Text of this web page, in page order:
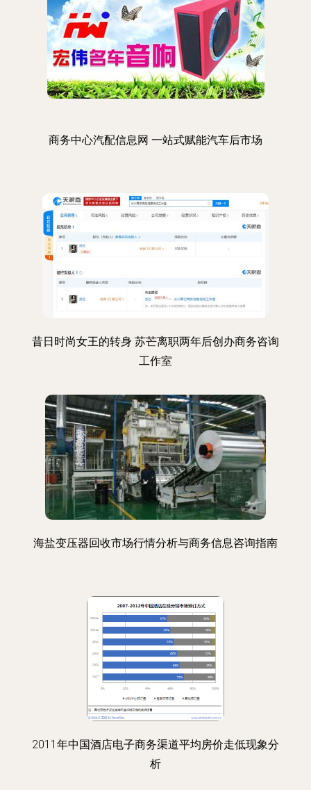
商务中心汽配信息网 一站式赋能汽车后市场
昔日时尚女王的转身 苏芒离职两年后创办商务咨询
工作室
海盐变压器回收市场行情分析与商务信息咨询指南
2011年中国酒店电子商务渠道平均房价走低现象分
析